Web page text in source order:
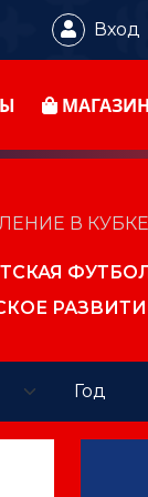
Вход
МАГАЗИН
В